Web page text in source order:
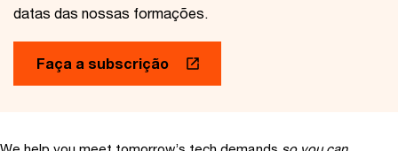
datas das nossas formações.
Faça a subscrição